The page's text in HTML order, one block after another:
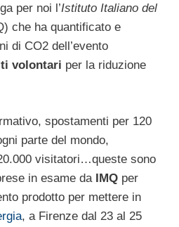
per noi l’Istituto Italiano del
che ha quantificato e
di CO2 dell’evento
volontari per la riduzione
spostamenti per 120
parte del mondo,
visitatori…queste sono
in esame da IMQ per
prodotto per mettere in
, a Firenze dal 23 al 25